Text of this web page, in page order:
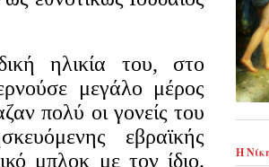
ηλικία του, στο
μεγάλο μέρος
πολύ οι γονείς του
εβραϊκής
μπλοκ με τον ίδιο.
Η